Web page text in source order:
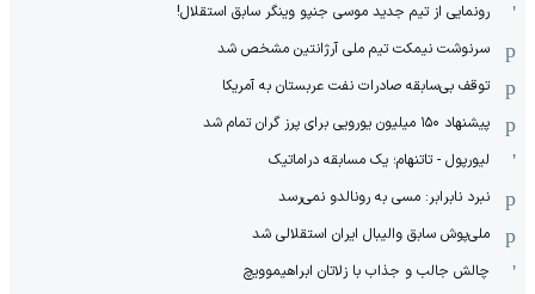
رونمایی از تیم جدید موسی جنپو وینگر سابق استقلال!
سرنوشت نیمکت تیم ملی آرژانتین مشخص شد
توقف بی‌سابقه صادرات نفت عربستان به آمریکا
پیشنهاد ۱۵۰ میلیون یورویی برای پرز گران تمام شد
لیورپول - تاتنهام؛ یک مسابقه دراماتیک
نبرد نابرابر: مسی به رونالدو نمی‌رسد
ملی‌پوش سابق والیبال ایران استقلالی شد
چالش جالب و جذاب با زلاتان ابراهیموویچ